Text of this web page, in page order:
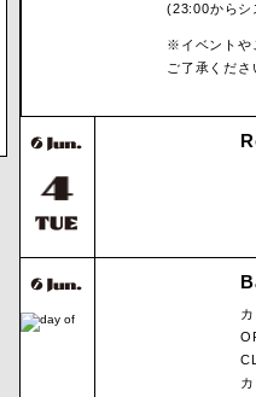
(23:00からシ
※イベントや
ご了承くだ